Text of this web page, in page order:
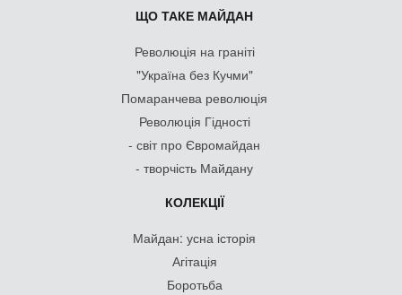
ЩО ТАКЕ МАЙДАН
Революція на граніті
"Україна без Кучми"
Помаранчева революція
Революція Гідності
- світ про Євромайдан
- творчість Майдану
КОЛЕКЦІЇ
Майдан: усна історія
Агітація
Боротьба